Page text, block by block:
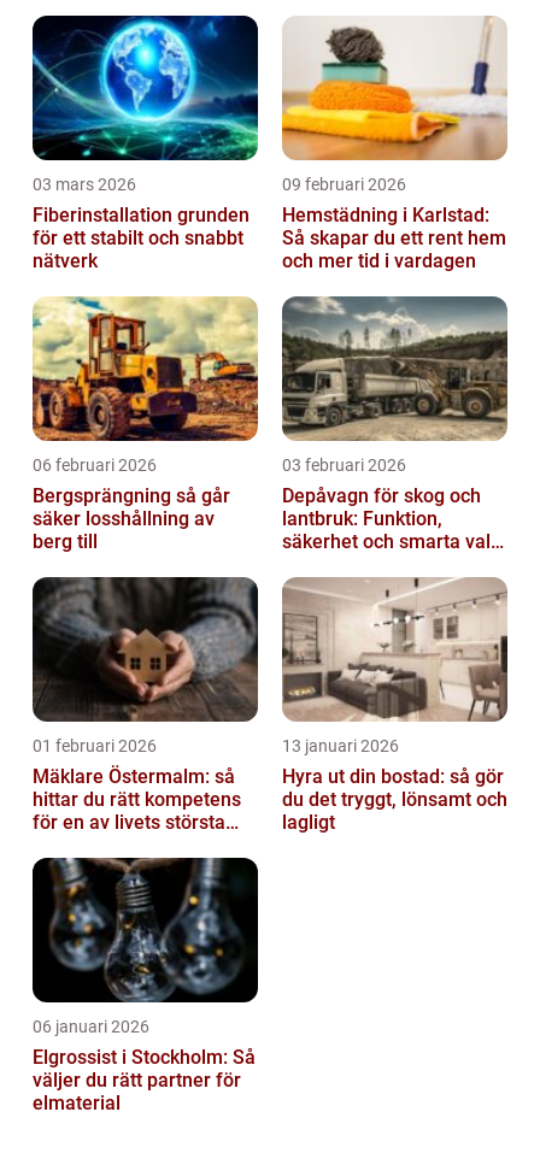
03 mars 2026
Fiberinstallation grunden
för ett stabilt och snabbt
nätverk
09 februari 2026
Hemstädning i Karlstad:
Så skapar du ett rent hem
och mer tid i vardagen
06 februari 2026
Bergsprängning så går
säker losshållning av
berg till
03 februari 2026
Depåvagn för skog och
lantbruk: Funktion,
säkerhet och smarta val
01 februari 2026
Mäklare Östermalm: så
hittar du rätt kompetens
för en av livets största
13 januari 2026
Hyra ut din bostad: så gör
du det tryggt, lönsamt och
lagligt
06 januari 2026
Elgrossist i Stockholm: Så
väljer du rätt partner för
elmaterial